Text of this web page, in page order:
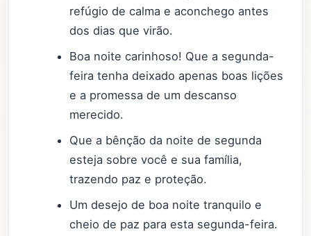
refúgio de calma e aconchego antes
dos dias que virão.
Boa noite carinhoso! Que a segunda-
feira tenha deixado apenas boas lições
e a promessa de um descanso
merecido.
Que a bênção da noite de segunda
esteja sobre você e sua família,
trazendo paz e proteção.
Um desejo de boa noite tranquilo e
cheio de paz para esta segunda-feira.